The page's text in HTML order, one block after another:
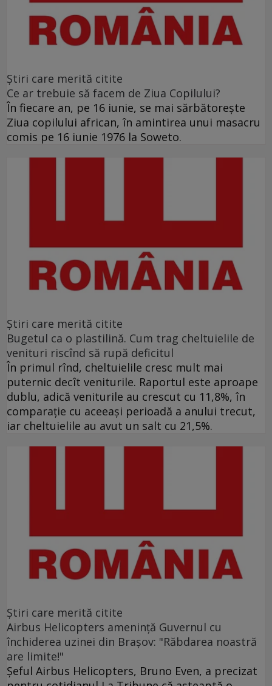
Ştiri care merită citite
Ce ar trebuie să facem de Ziua Copilului?
În fiecare an, pe 16 iunie, se mai sărbătoreşte
Ziua copilului african, în amintirea unui masacru
comis pe 16 iunie 1976 la Soweto.
Ştiri care merită citite
Bugetul ca o plastilină. Cum trag cheltuielile de
venituri riscînd să rupă deficitul
În primul rînd, cheltuielile cresc mult mai
puternic decît veniturile. Raportul este aproape
dublu, adică veniturile au crescut cu 11,8%, în
comparație cu aceeași perioadă a anului trecut,
iar cheltuielile au avut un salt cu 21,5%.
Ştiri care merită citite
Airbus Helicopters amenință Guvernul cu
închiderea uzinei din Brașov: "Răbdarea noastră
are limite!"
Șeful Airbus Helicopters, Bruno Even, a precizat